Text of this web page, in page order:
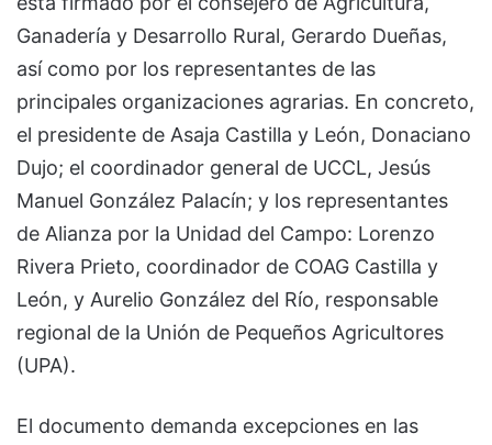
Ganadería y Desarrollo Rural, Gerardo Dueñas,
así como por los representantes de las
principales organizaciones agrarias. En concreto,
el presidente de Asaja Castilla y León, Donaciano
Dujo; el coordinador general de UCCL, Jesús
Manuel González Palacín; y los representantes
de Alianza por la Unidad del Campo: Lorenzo
Rivera Prieto, coordinador de COAG Castilla y
León, y Aurelio González del Río, responsable
regional de la Unión de Pequeños Agricultores
(UPA).
El documento demanda excepciones en las